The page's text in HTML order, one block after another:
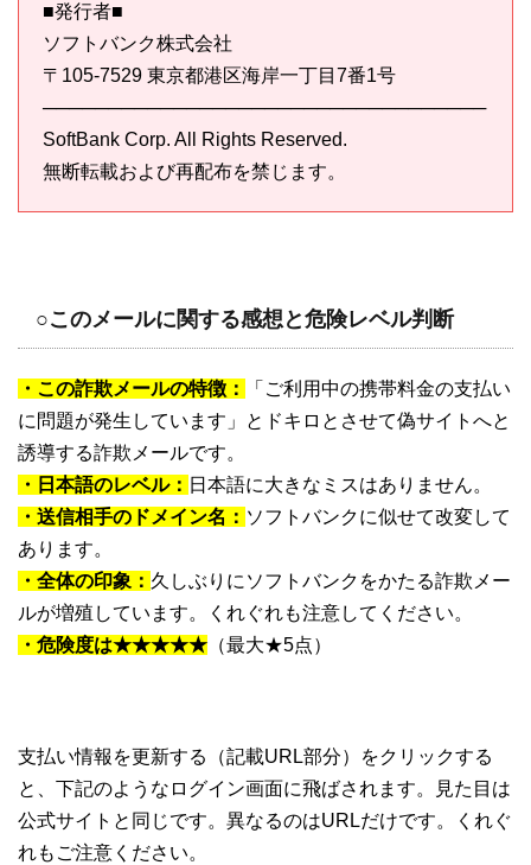
■発行者■
ソフトバンク株式会社
〒105-7529 東京都港区海岸一丁目7番1号
──────────────────────────────────
SoftBank Corp. All Rights Reserved.
無断転載および再配布を禁じます。
○このメールに関する感想と危険レベル判断
・この詐欺メールの特徴：
「ご利用中の携帯料金の支払い
に問題が発生しています」とドキロとさせて偽サイトへと
誘導する詐欺メールです。
・日本語のレベル： 日本語に大きなミスはありません。
・送信相手のドメイン名： ソフトバンクに似せて改変して
あります。
・全体の印象： 久しぶりにソフトバンクをかたる詐欺メー
ルが増殖しています。くれぐれも注意してください。
・危険度は★★★★★ （最大★5点）
支払い情報を更新する（記載URL部分）をクリックする
と、下記のようなログイン画面に飛ばされます。見た目は
公式サイトと同じです。異なるのはURLだけです。くれぐ
れもご注意ください。